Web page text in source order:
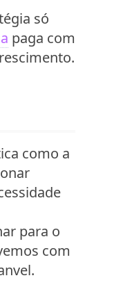
só
paga com
como a
para o
com